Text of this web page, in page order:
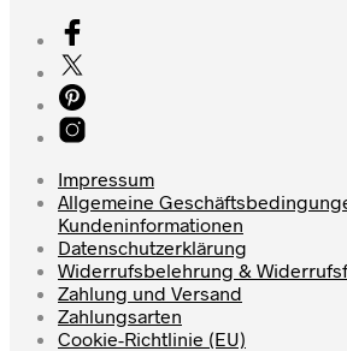
Impressum
Allgemeine
Kundeninformationen
Datenschutzerklärung
Widerrufsbelehrung &
Zahlung und Versand
Zahlungsarten
Cookie-Richtlinie (EU)